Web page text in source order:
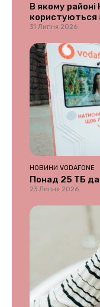
В якому районі
користуються
31 Липня 2026
НОВИНИ VODAFONE
Понад 25 ТБ
23 Липня 2026